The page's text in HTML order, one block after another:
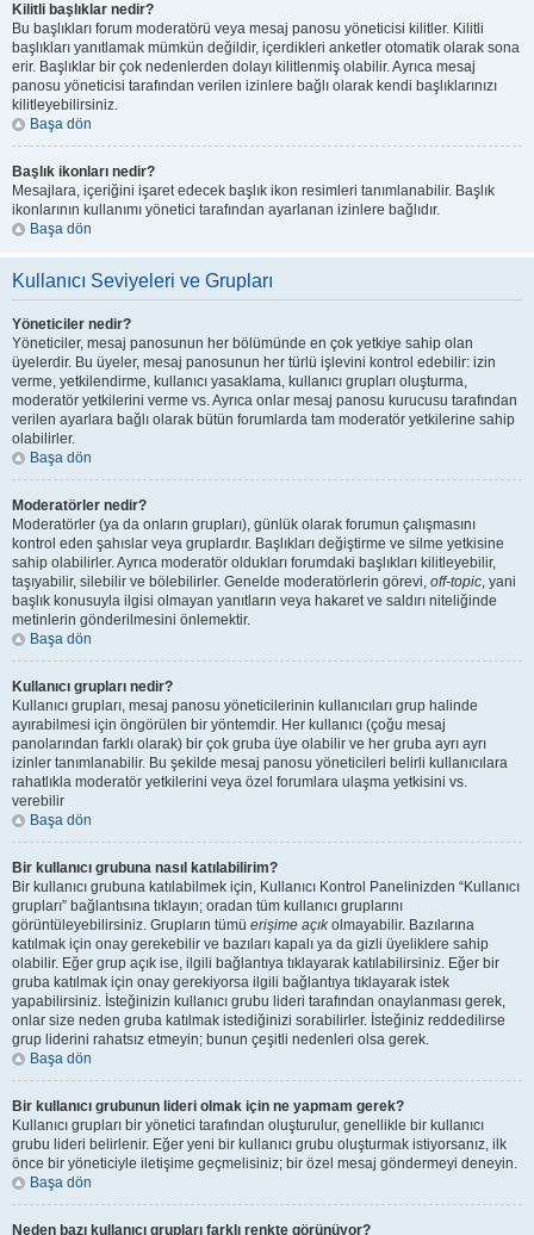
Kilitli başlıklar nedir?
Bu başlıkları forum moderatörü veya mesaj panosu yöneticisi kilitler. Kilitli
başlıkları yanıtlamak mümkün değildir, içerdikleri anketler otomatik olarak sona
erir. Başlıklar bir çok nedenlerden dolayı kilitlenmiş olabilir. Ayrıca mesaj
panosu yöneticisi tarafından verilen izinlere bağlı olarak kendi başlıklarınızı
kilitleyebilirsiniz.
Başa dön
Başlık ikonları nedir?
Mesajlara, içeriğini işaret edecek başlık ikon resimleri tanımlanabilir. Başlık
ikonlarının kullanımı yönetici tarafından ayarlanan izinlere bağlıdır.
Başa dön
Kullanıcı Seviyeleri ve Grupları
Yöneticiler nedir?
Yöneticiler, mesaj panosunun her bölümünde en çok yetkiye sahip olan
üyelerdir. Bu üyeler, mesaj panosunun her türlü işlevini kontrol edebilir: izin
verme, yetkilendirme, kullanıcı yasaklama, kullanıcı grupları oluşturma,
moderatör yetkilerini verme vs. Ayrıca onlar mesaj panosu kurucusu tarafından
verilen ayarlara bağlı olarak bütün forumlarda tam moderatör yetkilerine sahip
olabilirler.
Başa dön
Moderatörler nedir?
Moderatörler (ya da onların grupları), günlük olarak forumun çalışmasını
kontrol eden şahıslar veya gruplardır. Başlıkları değiştirme ve silme yetkisine
sahip olabilirler. Ayrıca moderatör oldukları forumdaki başlıkları kilitleyebilir,
taşıyabilir, silebilir ve bölebilirler. Genelde moderatörlerin görevi, off-topic, yani
başlık konusuyla ilgisi olmayan yanıtların veya hakaret ve saldırı niteliğinde
metinlerin gönderilmesini önlemektir.
Başa dön
Kullanıcı grupları nedir?
Kullanıcı grupları, mesaj panosu yöneticilerinin kullanıcıları grup halinde
ayırabilmesi için öngörülen bir yöntemdir. Her kullanıcı (çoğu mesaj
panolarından farklı olarak) bir çok gruba üye olabilir ve her gruba ayrı ayrı
izinler tanımlanabilir. Bu şekilde mesaj panosu yöneticileri belirli kullanıcılara
rahatlıkla moderatör yetkilerini veya özel forumlara ulaşma yetkisini vs.
verebilir
Başa dön
Bir kullanıcı grubuna nasıl katılabilirim?
Bir kullanıcı grubuna katılabilmek için, Kullanıcı Kontrol Panelinizden “Kullanıcı
grupları” bağlantısına tıklayın; oradan tüm kullanıcı gruplarını
görüntüleyebilirsiniz. Grupların tümü erişime açıkolmayabilir. Bazılarına
katılmak için onay gerekebilir ve bazıları kapalı ya da gizli üyeliklere sahip
olabilir. Eğer grup açık ise, ilgili bağlantıya tıklayarak katılabilirsiniz. Eğer bir
gruba katılmak için onay gerekiyorsa ilgili bağlantıya tıklayarak istek
yapabilirsiniz. İsteğinizin kullanıcı grubu lideri tarafından onaylanması gerek,
onlar size neden gruba katılmak istediğinizi sorabilirler. İsteğiniz reddedilirse
grup liderini rahatsız etmeyin; bunun çeşitli nedenleri olsa gerek.
Başa dön
Bir kullanıcı grubunun lideri olmak için ne yapmam gerek?
Kullanıcı grupları bir yönetici tarafından oluşturulur, genellikle bir kullanıcı
grubu lideri belirlenir. Eğer yeni bir kullanıcı grubu oluşturmak istiyorsanız, ilk
önce bir yöneticiyle iletişime geçmelisiniz; bir özel mesaj göndermeyi deneyin.
Başa dön
Neden bazı kullanıcı grupları farklı renkte görünüyor?